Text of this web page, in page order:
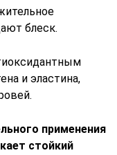
блеск.
и эластина,
применения
стойкий